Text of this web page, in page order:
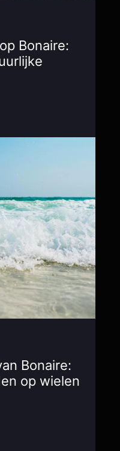
Bonaire:
Bonaire:
op wielen